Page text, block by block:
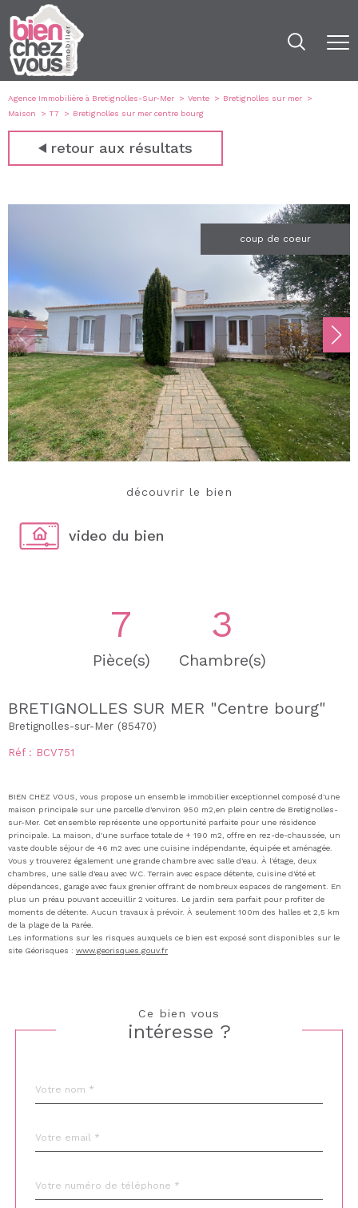
Agence Immobilière à Bretignolles-Sur-Mer Vente
Bretignolles sur mer
Maison
T7 Bretignolles sur mer centre bourg
retour aux résultats
coup de coeur
découvrir le bien
video du bien
7
Pièce(s)
3
Chambre(s)
BRETIGNOLLES SUR MER "Centre bourg"
Bretignolles-sur-Mer (85470)
Réf : BCV751
BIEN CHEZ VOUS, vous propose un ensemble immobilier exceptionnel composé d'une
maison principale sur une parcelle d'environ 950 m2,en plein centre de Bretignolles-
sur-Mer. Cet ensemble représente une opportunité parfaite pour une résidence
principale. La maison, d'une surface totale de + 190 m2, offre en rez-de-chaussée, un
vaste double séjour de 46 m2 avec une cuisine indépendante, équipée et aménagée.
Vous y trouverez également une grande chambre avec salle d'eau. À l'étage, deux
chambres, une salle d'eau avec WC. Terrain avec espace détente, cuisine d'été et
dépendances, garage avec faux grenier offrant de nombreux espaces de rangement. En
plus un préau pouvant acceuillir 2 voitures. Le jardin sera parfait pour profiter de
moments de détente. Aucun travaux à prévoir. À seulement 100m des halles et 2,5 km
de la plage de la Parée.
Les informations sur les risques auxquels ce bien est exposé sont disponibles sur le
site Géorisques : www.georisques.gouv.fr
Ce bien vous
intéresse ?
par
*
*
*